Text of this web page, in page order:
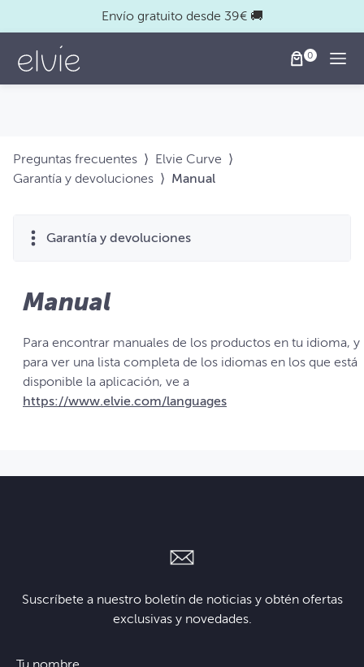
Envío gratuito desde 39€ 🚚
Preguntas frecuentes ⟩ Elvie Curve ⟩
Garantía y devoluciones ⟩ Manual
Garantía y devoluciones
Manual
Para encontrar manuales de los productos en tu idioma, y
para ver una lista completa de los idiomas en los que está
disponible la aplicación, ve a
https://www.elvie.com/languages
Suscríbete a nuestro boletín de noticias y obtén ofertas
exclusivas y novedades.